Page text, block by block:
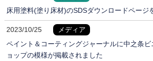
床用塗料(塗り床材)のSDSダウンロードページ
2023/10/25
メディア
ペイント＆コーティングジャーナルに中之条
ョップの模様が掲載されました